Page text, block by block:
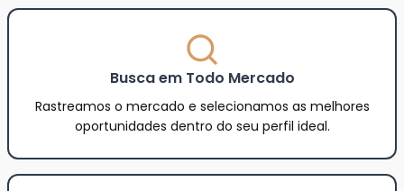
Busca em Todo Mercado
Rastreamos o mercado e selecionamos as melhores
oportunidades dentro do seu perfil ideal.